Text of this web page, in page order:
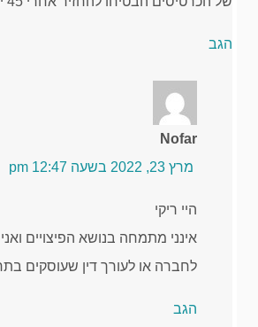
הגב
Nofar
מרץ 23, 2022 בשעה 12:47 pm
היי ריקי
אינני מתמחה בנושא הפיצויים
לחברה או לעורך דין שעוסקים
הגב